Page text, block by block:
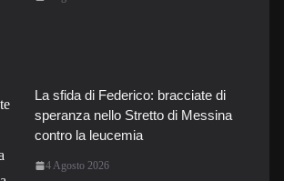
La sfida di Federico: bracciate di
speranza nello Stretto di Messina
contro la leucemia
4 Agosto 2026